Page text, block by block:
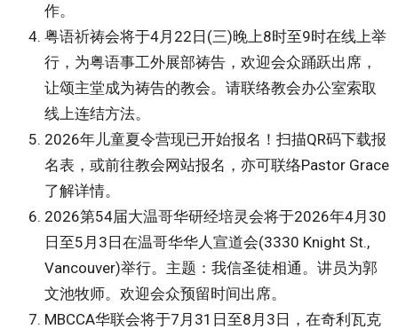
作。
粤语祈祷会将于4月22日(三)晚上8时至9时在线上举
行，为粤语事工外展部祷告，欢迎会众踊跃出席，
让颂主堂成为祷告的教会。请联络教会办公室索取
线上连结方法。
2026年儿童夏令营现已开始报名！扫描QR码下载报
名表，或前往教会网站报名，亦可联络Pastor Grace
了解详情。
2026第54届大温哥华研经培灵会将于2026年4月30
日至5月3日在温哥华华人宣道会(3330 Knight St.,
Vancouver)举行。主题：我信圣徒相通。讲员为郭
文池牧师。欢迎会众预留时间出席。
MBCCA华联会将于7月31日至8月3日，在奇利瓦克